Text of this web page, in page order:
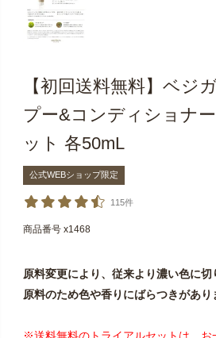
【初回送料無料】ベジ
プー&コンディショナ
ット 各50mL
公式WEBショップ限定
115件
商品番号 x1468
原料変更により、従来より濃い色に
原料のため色や香りにばらつきがあり
※送料無料のトライアルセットは、お